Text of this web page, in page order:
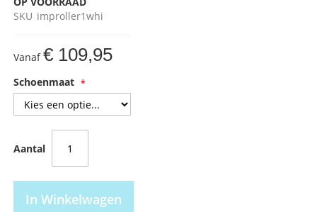
SKU improller1whi
Vanaf € 109,95
Schoenmaat
Aantal
In Winkelwagen